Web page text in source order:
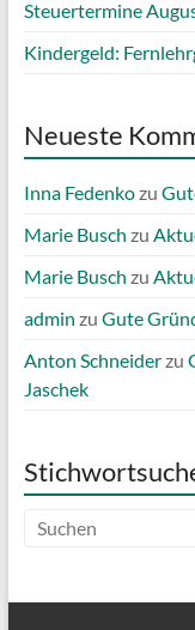
Steuertermine
Kindergeld:
Neueste
Inna Fedenkozu
Marie Busch zu
Marie Busch zu
admin zu Gute
Anton Schneiderzu
Jaschek